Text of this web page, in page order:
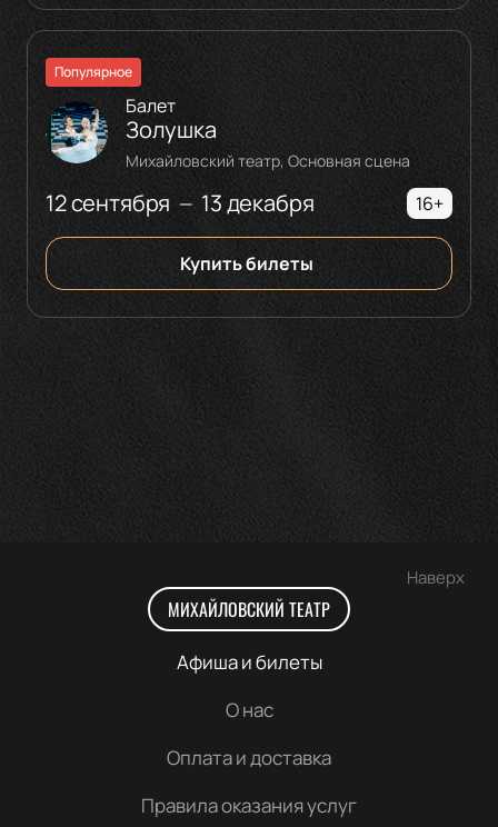
Популярное
12 сентября — 13 декабря
Балет
Золушка
Михайловский театр, Основная сцена
16+
Купить билеты
Наверх
МИХАЙЛОВСКИЙ ТЕАТР
Афиша и билеты
О нас
Оплата и доставка
Правила оказания услуг